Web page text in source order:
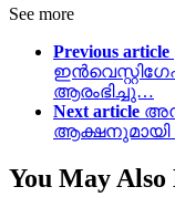
See more
Previous article
ആരംഭിച്ചു…
Next article
ആക്ഷനുമായി
You May Also